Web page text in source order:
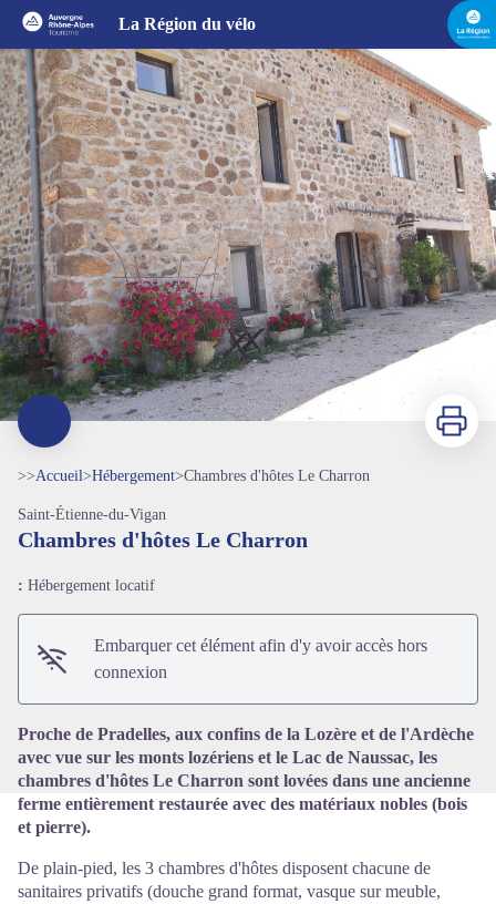
La Région du vélo
Voir l'image en plein écran
Imprimer
>>Accueil>Hébergement>Chambres d'hôtes Le Charron
Saint-Étienne-du-Vigan
Chambres d'hôtes Le Charron
: Hébergement locatif
Embarquer cet élément afin d'y avoir accès hors
connexion
Proche de Pradelles, aux confins de la Lozère et de l'Ardèche
avec vue sur les monts lozériens et le Lac de Naussac, les
chambres d'hôtes Le Charron sont lovées dans une ancienne
ferme entièrement restaurée avec des matériaux nobles (bois
et pierre).
De plain-pied, les 3 chambres d'hôtes disposent chacune de
sanitaires privatifs (douche grand format, vasque sur meuble,